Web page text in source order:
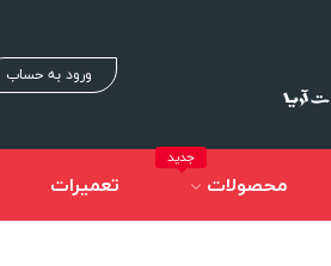
ورود به حساب
محصولات
جدید
تعمیرات